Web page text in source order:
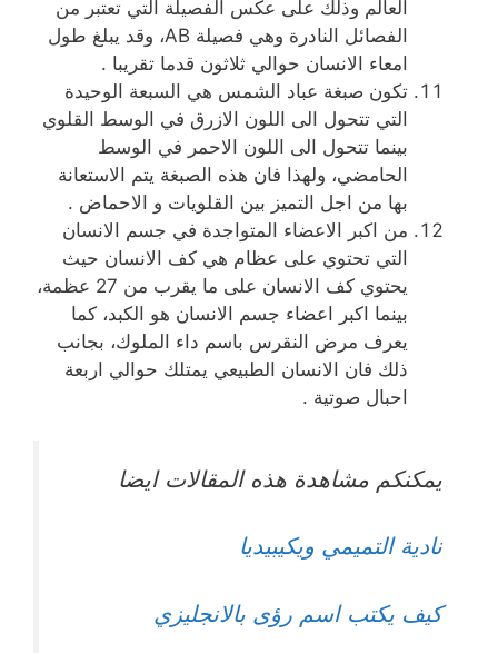
العالم وذلك على عكس الفصيلة التي تعتبر من
الفصائل النادرة وهي فصيلة AB، وقد يبلغ طول
امعاء الانسان حوالي ثلاثون قدما تقريبا .
تكون صبغة عباد الشمس هي السبعة الوحيدة
التي تتحول الى اللون الازرق في الوسط القلوي
بينما تتحول الى اللون الاحمر في الوسط
الحامضي، ولهذا فان هذه الصبغة يتم الاستعانة
بها من اجل التميز بين القلويات و الاحماض .
من اكبر الاعضاء المتواجدة في جسم الانسان
التي تحتوي على عظام هي كف الانسان حيث
يحتوي كف الانسان على ما يقرب من 27 عظمة،
بينما اكبر اعضاء جسم الانسان هو الكبد، كما
يعرف مرض النقرس باسم داء الملوك، بجانب
ذلك فان الانسان الطبيعي يمتلك حوالي اربعة
احبال صوتية .
يمكنكم مشاهدة هذه المقالات ايضا
نادية التميمي ويكيبيديا
كيف يكتب اسم رؤى بالانجليزي